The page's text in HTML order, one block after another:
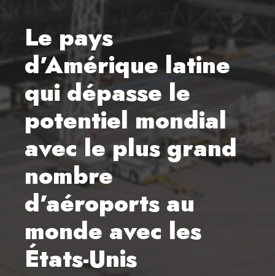
Le pays
d’Amérique latine
qui dépasse le
potentiel mondial
avec le plus grand
nombre
d’aéroports au
monde avec les
États-Unis